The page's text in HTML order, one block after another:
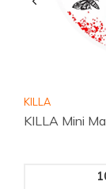
Não perca a
Compre
conveniência
que você
KILLA
KILLA Mini